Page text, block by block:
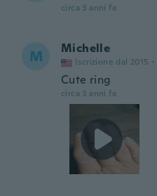
circa 3 anni fa
M Michelle
Iscrizione dal 2015 ·
Cute ring
circa 3 anni fa